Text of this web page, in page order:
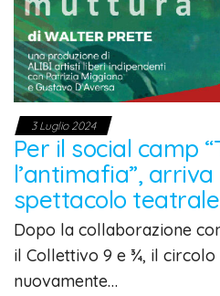
3 Luglio 2024
Per il social camp
l’antimafia”,
spettacolo
Dopo la collaborazione
il Collettivo 9 e ¾, il
nuovamente…